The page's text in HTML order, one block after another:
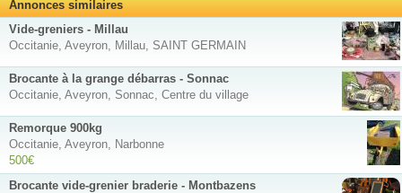
Annonces similaires
Vide-greniers - Millau
Occitanie, Aveyron, Millau, SAINT GERMAIN
Brocante à la grange débarras - Sonnac
Occitanie, Aveyron, Sonnac, Centre du village
Remorque 900kg
Occitanie, Aveyron, Narbonne
500€
Brocante vide-grenier braderie - Montbazens